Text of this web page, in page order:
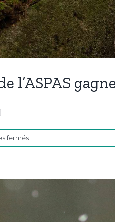
l’ASPAS
ferméssur
Les
sauvage®